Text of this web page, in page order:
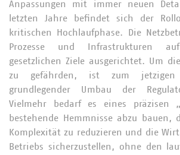
Anpassungen mit immer neuen
letzten Jahre befindet sich der
kritischen Hochlaufphase. Die
Prozesse und Infrastrukturen
gesetzlichen Ziele ausgerichtet. Um
zu gefährden, ist zum jetzigen
grundlegender Umbau der
Vielmehr bedarf es eines präzisen
bestehende Hemmnisse abzu bauen,
Komplexität zu reduzieren und die
Betriebs sicherzustellen, ohne den